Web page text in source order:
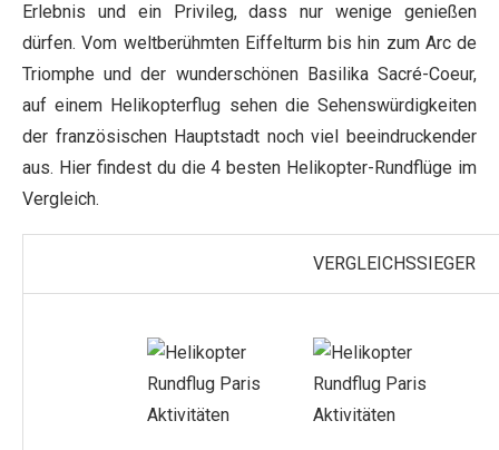
Erlebnis und ein Privileg, dass nur wenige genießen
dürfen. Vom weltberühmten Eiffelturm bis hin zum Arc de
Triomphe und der wunderschönen Basilika Sacré-Coeur,
auf einem Helikopterflug sehen die Sehenswürdigkeiten
der französischen Hauptstadt noch viel beeindruckender
aus. Hier findest du die 4 besten Helikopter-Rundflüge im
Vergleich.
VERGLEICHSSIEGER